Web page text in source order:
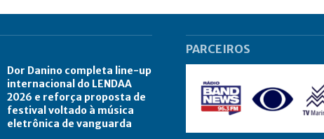
Dor Danino completa line-up
internacional do LENDAA
2026 e reforça proposta de
festival voltado à música
eletrônica de vanguarda
PARCEIROS